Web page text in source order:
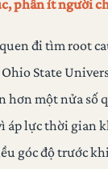
phần ít người
đi tìm root
State
hơn một nửa số
áp lực thời gian
góc độ trước